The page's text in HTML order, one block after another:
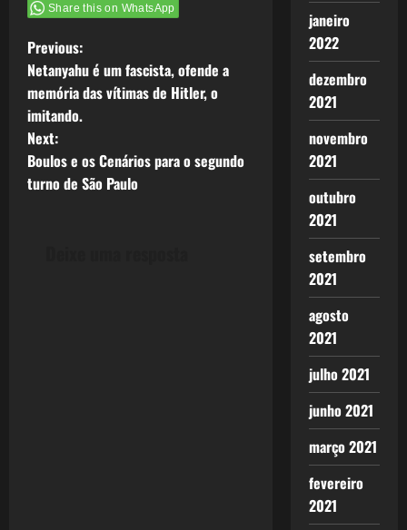
Share this on WhatsApp
P
o
s
t
Previous:
Netanyahu é um fascista, ofende a
memória das vítimas de Hitler, o
imitando.
Next:
Boulos e os Cenários para o segundo
turno de São Paulo
janeiro
2022
dezembro
2021
novembro
2021
outubro
2021
setembro
2021
agosto
2021
julho 2021
junho 2021
março 2021
fevereiro
2021